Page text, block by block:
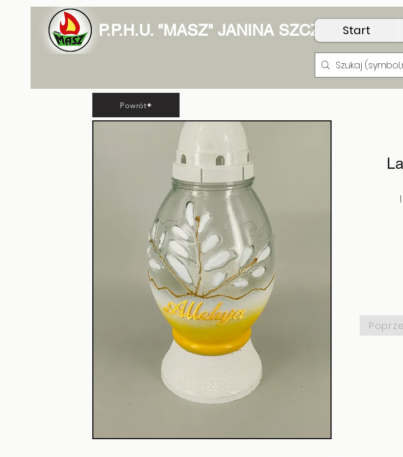
P.P.H.U. "MASZ" JANINA SZCZUDŁO
Start
Powrót